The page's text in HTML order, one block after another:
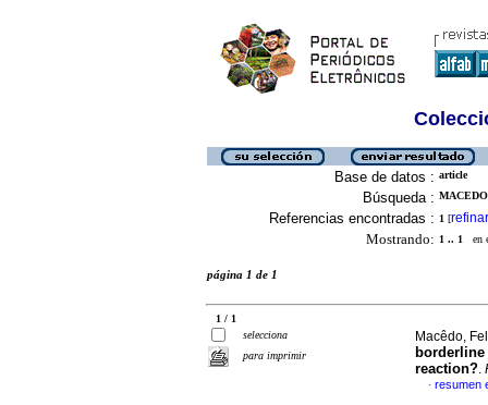
Base de datos : article
Búsqueda :
Referencias encontradas : 1 [refinar
Mostrando: 1 .. 1 en
página 1 de 1
1 / 1
selecciona
para imprimir
Macêdo,
reaction?.
· resumen